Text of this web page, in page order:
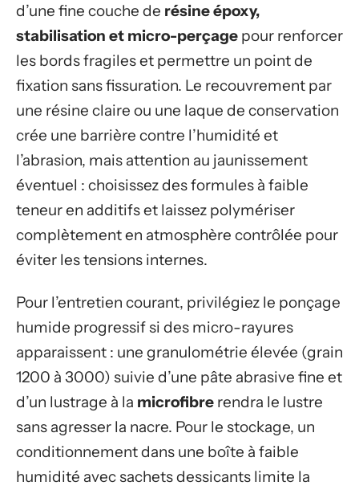
d’une fine couche de résine époxy,
stabilisation et micro-perçage pour renforcer
les bords fragiles et permettre un point de
fixation sans fissuration. Le recouvrement par
une résine claire ou une laque de conservation
crée une barrière contre l’humidité et
l’abrasion, mais attention au jaunissement
éventuel : choisissez des formules à faible
teneur en additifs et laissez polymériser
complètement en atmosphère contrôlée pour
éviter les tensions internes.
Pour l’entretien courant, privilégiez le ponçage
humide progressif si des micro-rayures
apparaissent : une granulométrie élevée (grain
1200 à 3000) suivie d’une pâte abrasive fine et
d’un lustrage à la microfibre rendra le lustre
sans agresser la nacre. Pour le stockage, un
conditionnement dans une boîte à faible
humidité avec sachets dessicants limite la